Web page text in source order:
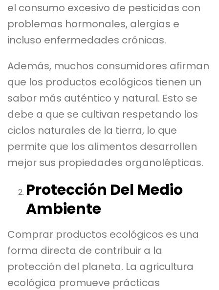
el consumo excesivo de pesticidas con
problemas hormonales, alergias e
incluso enfermedades crónicas.
Además, muchos consumidores afirman
que los productos ecológicos tienen un
sabor más auténtico y natural. Esto se
debe a que se cultivan respetando los
ciclos naturales de la tierra, lo que
permite que los alimentos desarrollen
mejor sus propiedades organolépticas.
Protección Del Medio
Ambiente
Comprar productos ecológicos es una
forma directa de contribuir a la
protección del planeta. La agricultura
ecológica promueve prácticas